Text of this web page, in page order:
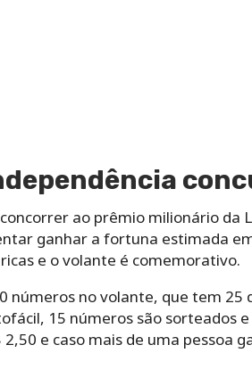
ao prêmio milionário da
ganhar a fortuna estimada
e o volante é comemorativo.
números no volante, que tem 25
15 números são sorteados
e caso mais de uma pessoa